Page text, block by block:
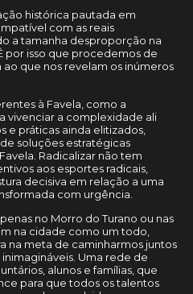
histórica pautada em
com as reais
a tamanha desproporção na
por isso que procedemos de
que nos revelam os inúmeros
à Favela, como a
vivenciar a complexidade ali
e práticas ainda elitizados,
soluções estratégicas
Radicalizar não tem
aos esportes radicais,
decisiva em relação a uma
com urgência.
no Morro do Turano ou nas
na cidade como um todo,
na meta de caminharmos juntos
Uma rede de
alunos e famílias, que
para que todos os talentos